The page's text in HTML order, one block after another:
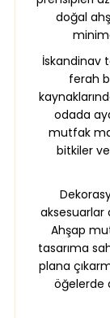
doğal
İskandinav
ferah
odada
mutfak
bitkiler
aksesuarlar
Ahşap
tasarıma
plana
öğelerde